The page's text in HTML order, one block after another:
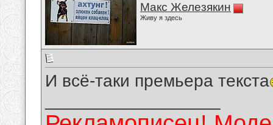
Макс Железякин
Живу я здесь
И всё-таки премьера текста